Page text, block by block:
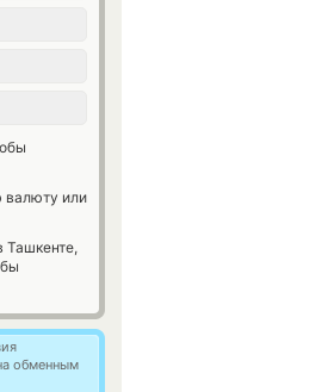
валюту или
Ташкенте,
обменным